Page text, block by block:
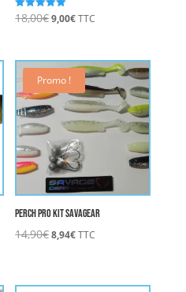
Note
5.00
18,00€Le
était :
18,00€.
9,00€Le
est :
9,00€.
TTC
Promo !
PERCH PRO KIT SAVAGEAR
14,90€Le
8,94€Le
TTC